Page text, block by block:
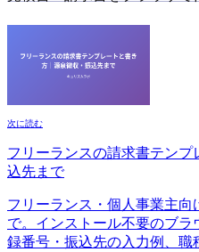
次に読む
フリーランスの請求書テン
込先まで
フリーランス・個人事業主
で。インストール不要のブ
録番号・振込先の入力例、職